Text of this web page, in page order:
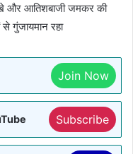
और आतिशबाजी जमकर की
गुंजायमान रहा
Join Now
Subscribe